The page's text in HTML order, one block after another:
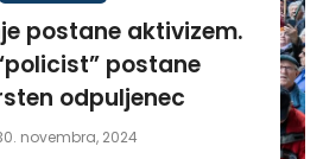
postane aktivizem.
postane
odpuljenec
novembra, 2024